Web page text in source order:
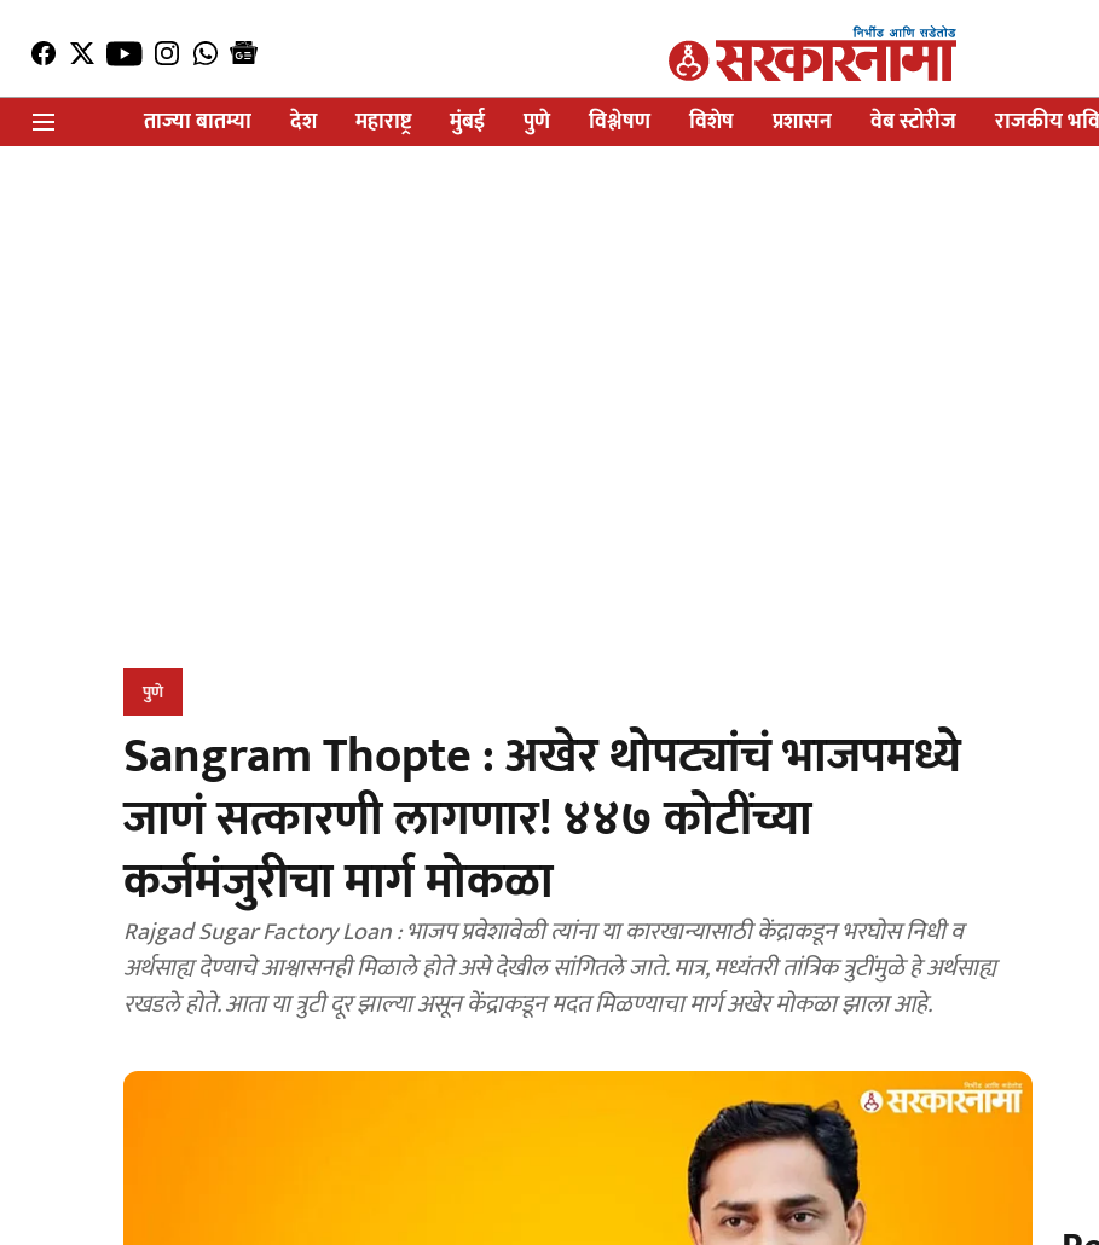
ताज्या बातम्या
देश महाराष्ट्र मुंबई पुणे विश्लेषण विशेष प्रशासन वेब स्टोरीज राजकीय
पुणे
Sangram Thopte : अखेर थोपट्यांचं भाजपमध्ये
जाणं सत्कारणी लागणार! ४४७ कोटींच्या
कर्जमंजुरीचा मार्ग मोकळा
Rajgad Sugar Factory Loan : भाजप प्रवेशावेळी त्यांना या कारखान्यासाठी केंद्राकडून भरघोस निधी व
अर्थसाह्य देण्याचे आश्वासनही मिळाले होते असे देखील सांगितले जाते. मात्र, मध्यंतरी तांत्रिक त्रुटींमुळे हे अर्थसाह्य
रखडले होते. आता या त्रुटी दूर झाल्या असून केंद्राकडून मदत मिळण्याचा मार्ग अखेर मोकळा झाला आहे.